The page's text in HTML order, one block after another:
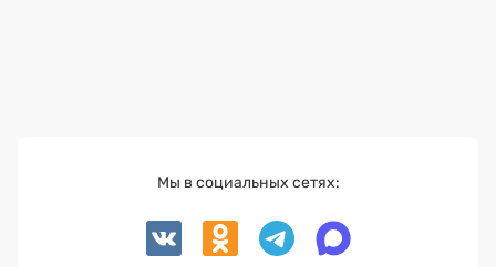
Мы в социальных сетях: